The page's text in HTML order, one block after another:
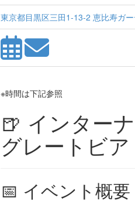
東京都目黒区三田1-13-2 恵比寿ガ
※時間は下記参照
🍺 インター
グレートビ
📅 イベント概要